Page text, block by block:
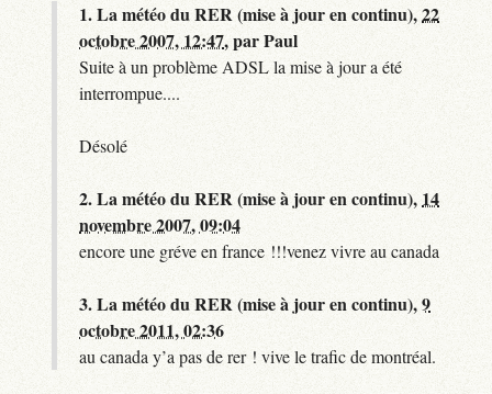
1.La météo du RER (mise à jour en continu),22
octobre 2007, 12:47,parPaul
Suite à un problème ADSL la mise à jour a été
interrompue....
Désolé
2.La météo du RER (mise à jour en continu), 14
novembre 2007, 09:04
encore une gréve en france !!!venez vivre au canada
3.La météo du RER (mise à jour en continu),9
octobre 2011, 02:36
au canada y’a pas de rer ! vive le trafic de montréal.